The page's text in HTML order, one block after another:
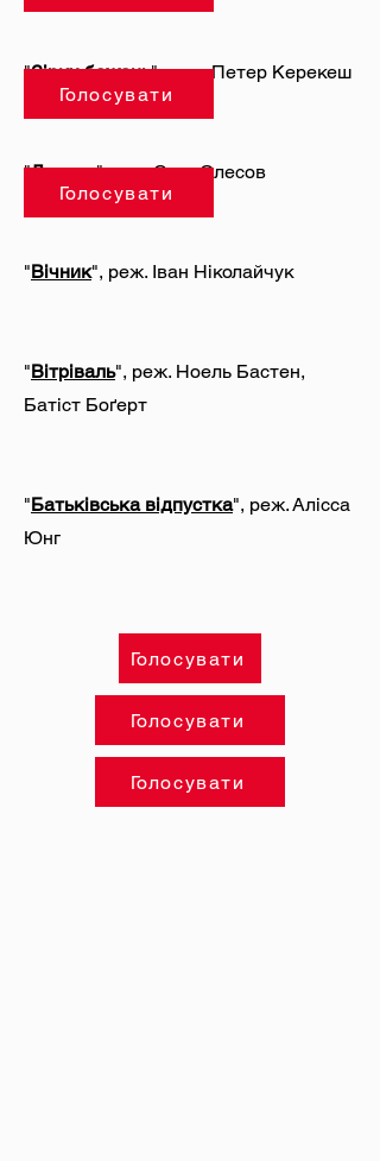
"Зірки бажань", реж. Петер Керекеш
"Донька", реж.Єгор Олесов
"Вічник", реж. Іван Ніколайчук
"Вітріваль", реж. Ноель Бастен,
Батіст Боґерт
"Батьківська відпустка", реж. Алісса
Юнг
Голосувати
Голосувати
Голосувати
Голосувати
Голосувати